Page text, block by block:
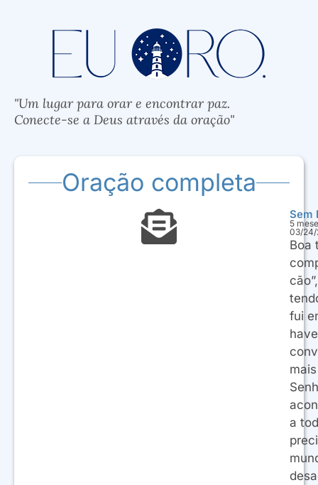
"Um lugar para orar e encontrar paz.
Conecte-se a Deus através da oração"
Oração completa
Sem
5
03/24/
Boa
fui
a